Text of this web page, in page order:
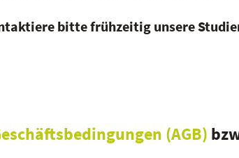
bitte frühzeitig unsere
(AGB)